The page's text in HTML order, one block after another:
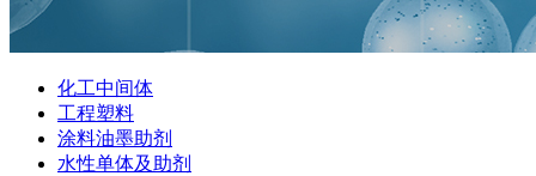
化工中间体
工程塑料
涂料油墨助剂
水性单体及助剂